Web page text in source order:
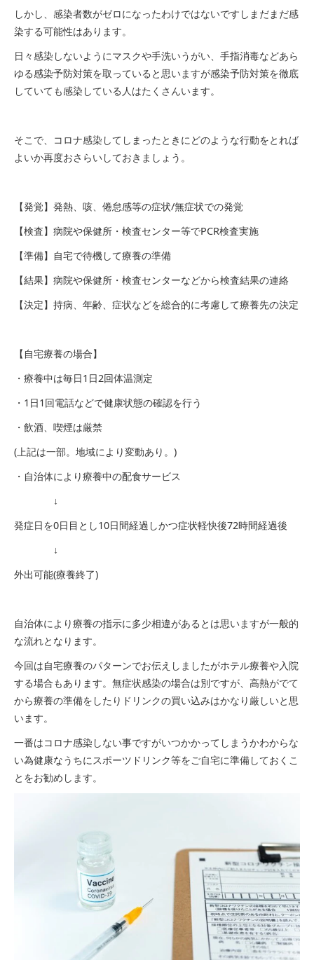
しかし、感染者数がゼロになったわけではないですしまだまだ感
染する可能性はあります。
日々感染しないようにマスクや手洗いうがい、手指消毒などあら
ゆる感染予防対策を取っていると思いますが感染予防対策を徹底
していても感染している人はたくさんいます。
そこで、コロナ感染してしまったときにどのような行動をとれば
よいか再度おさらいしておきましょう。
【発覚】発熱、咳、倦怠感等の症状/無症状での発覚
【検査】病院や保健所・検査センター等でPCR検査実施
【準備】自宅で待機して療養の準備
【結果】病院や保健所・検査センターなどから検査結果の連絡
【決定】持病、年齢、症状などを総合的に考慮して療養先の決定
【自宅療養の場合】
・療養中は毎日1日2回体温測定
・1日1回電話などで健康状態の確認を行う
・飲酒、喫煙は厳禁
(上記は一部。地域により変動あり。)
・自治体により療養中の配食サービス
↓
発症日を0日目とし10日間経過しかつ症状軽快後72時間経過後
↓
外出可能(療養終了)
自治体により療養の指示に多少相違があるとは思いますが一般的
な流れとなります。
今回は自宅療養のパターンでお伝えしましたがホテル療養や入院
する場合もあります。無症状感染の場合は別ですが、高熱がでて
から療養の準備をしたりドリンクの買い込みはかなり厳しいと思
います。
一番はコロナ感染しない事ですがいつかかってしまうかわからな
い為健康なうちにスポーツドリンク等をご自宅に準備しておくこ
とをお勧めします。